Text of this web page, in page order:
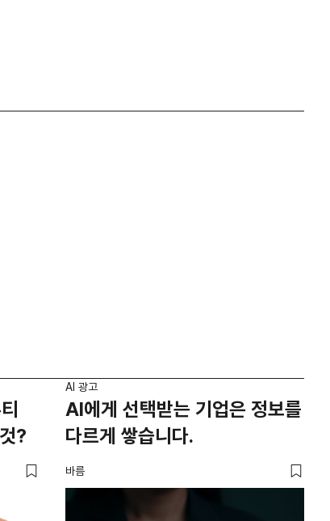
?
AI 광고
AI에게 선택받는 기업은 정보를
다르게 쌓습니다.
바름